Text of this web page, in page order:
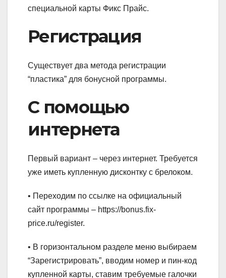
специальной карты Фикс Прайс.
Регистрация
Существует два метода регистрации
“пластика” для бонусной программы.
С помощью
интернета
Первый вариант – через интернет. Требуется
уже иметь купленную дисконтку с брелоком.
• Переходим по ссылке на официальный
сайт программы – https://bonus.fix-
price.ru/register.
• В горизонтальном разделе меню выбираем
“Зарегистрировать”, вводим номер и пин-код
купленной карты, ставим требуемые галочки